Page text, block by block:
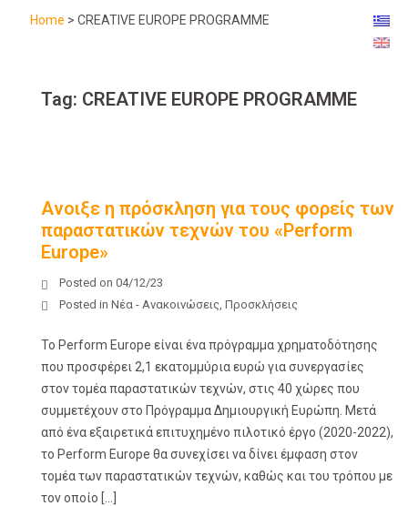
Home > CREATIVE EUROPE PROGRAMME
Tag: CREATIVE EUROPE PROGRAMME
Ανοιξε η πρόσκληση για τους φορείς των
παραστατικών τεχνών του «Perform
Europe»
Posted on 04/12/23
Posted in Νέα - Ανακοινώσεις, Προσκλήσεις
Το Perform Europe είναι ένα πρόγραμμα χρηματοδότησης
που προσφέρει 2,1 εκατομμύρια ευρώ για συνεργασίες
στον τομέα παραστατικών τεχνών, στις 40 χώρες που
συμμετέχουν στο Πρόγραμμα Δημιουργική Ευρώπη. Μετά
από ένα εξαιρετικά επιτυχημένο πιλοτικό έργο (2020-2022),
το Perform Europe θα συνεχίσει να δίνει έμφαση στον
τομέα των παραστατικών τεχνών, καθώς και του τρόπου με
τον οποίο […]